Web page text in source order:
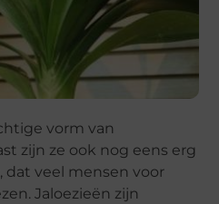
vorm van
zijn ze ook nog eens erg
dat veel mensen voor
Jaloezieën zijn